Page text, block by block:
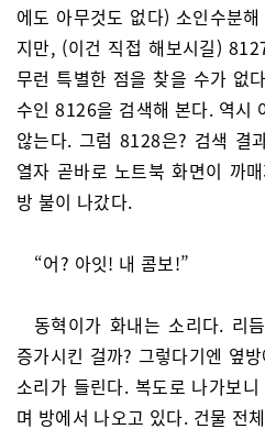
에도 아무것도 없다) 소인수분
지만, (이건 직접 해보시길)
무런 특별한 점을 찾을 수가 없
수인 8126을 검색해 본다. 역시
않는다. 그럼 8128은? 검색 결
열자 곧바로 노트북 화면이 까
방 불이 나갔다.
“어? 아잇! 내 콤보!”
동혁이가 화내는 소리다. 리
증가시킨 걸까? 그렇다기엔 옆
소리가 들린다. 복도로 나가보
며 방에서 나오고 있다. 건물 전